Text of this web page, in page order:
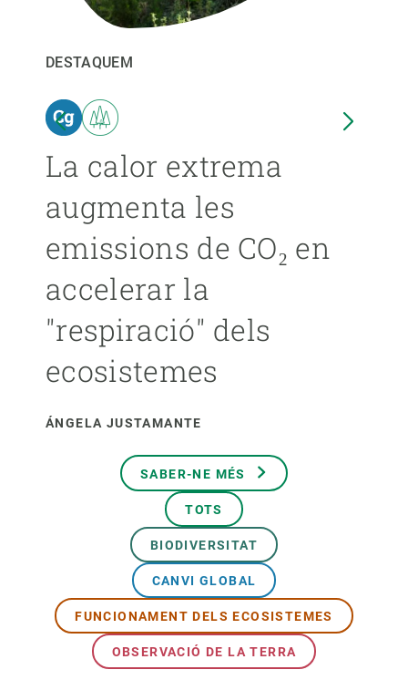
DESTAQUEM
La calor extrema
augmenta les
emissions de CO₂ en
accelerar la
"respiració" dels
ecosistemes
ÁNGELA JUSTAMANTE
SABER-NE MÉS
TOTS
BIODIVERSITAT
CANVI GLOBAL
FUNCIONAMENT DELS ECOSISTEMES
OBSERVACIÓ DE LA TERRA